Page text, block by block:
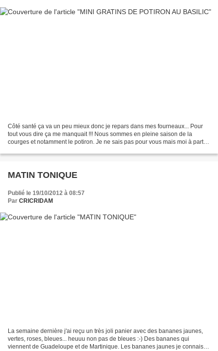
Côté santé ça va un peu mieux donc je repars dans mes fourneaux... Pour
tout vous dire ça me manquait !!! Nous sommes en pleine saison de la
courges et notamment le potiron. Je ne sais pas pour vous mais moi à part le
MATIN TONIQUE
Publié le 19/10/2012 à 08:57
Par CRICRIDAM
La semaine dernière j'ai reçu un très joli panier avec des bananes jaunes,
vertes, roses, bleues... heuuu non pas de bleues :-) Des bananes qui
viennent de Guadeloupe et de Martinique. Les bananes jaunes je connais et